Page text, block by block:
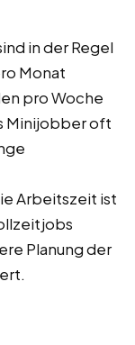
in der Regel
Monat
pro Woche
Minijobber oft
Arbeitszeit ist
Planung der